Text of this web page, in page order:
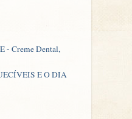
- Creme Dental,
E O DIA